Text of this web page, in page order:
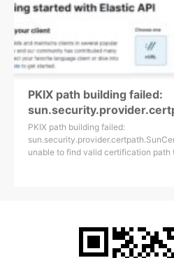
PKIX path building failed:
PKIX path building failed:
unable to find valid certification path